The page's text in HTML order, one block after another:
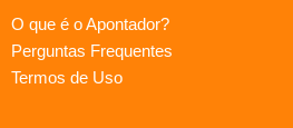
O que é o Apontador?
Perguntas Frequentes
Termos de Uso